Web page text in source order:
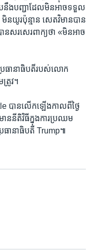
នឹង​បញ្ជា​ដែល​មិន​អាច​ទទួល​
យូរ​ប៉ុន្មាន​ សេតវិមាន​បាន​
ន​សរសេរ​ពាក្យ​ថា «មិន​អាច​
ប្រធានាធិបតី​របស់​លោក​
រូវ។
បាន​លើក​ឡើង​កាល​ពី​ថ្ងៃ​
ាន​នីតិ​វិធី​ក្នុង​ការប្រឈម​
ានាធិបតី Trump៕